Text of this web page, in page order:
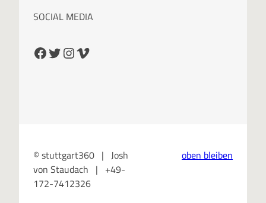
SOCIAL MEDIA
Facebook Twitter InstagramVimeo
© stuttgart360 | Josh
von Staudach | +49-
172-7412326
oben bleiben